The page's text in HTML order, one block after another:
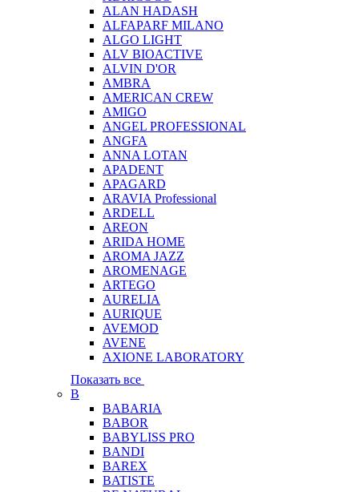
ALAN HADASH
ALFAPARF MILANO
ALGO LIGHT
ALV BIOACTIVE
ALVIN D'OR
AMBRA
AMERICAN CREW
AMIGO
ANGEL PROFESSIONAL
ANGFA
ANNA LOTAN
APADENT
APAGARD
ARAVIA Professional
ARDELL
AREON
ARIDA HOME
AROMA JAZZ
AROMENAGE
ARTEGO
AURELIA
AURIQUE
AVEMOD
AVENE
AXIONE LABORATORY
Показать все
B
BABARIA
BABOR
BABYLISS PRO
BANDI
BAREX
BATISTE